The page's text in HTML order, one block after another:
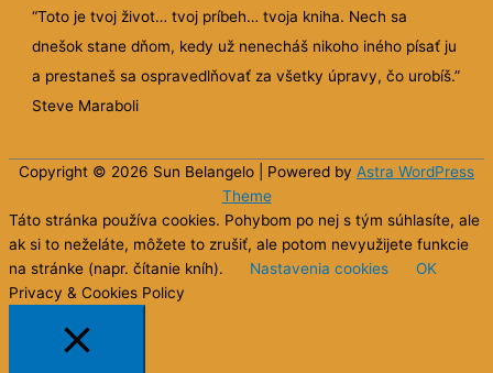
“Toto je tvoj život… tvoj príbeh… tvoja kniha. Nech sa
dnešok stane dňom, kedy už nenecháš nikoho iného písať ju
a prestaneš sa ospravedlňovať za všetky úpravy, čo urobíš.”
Steve Maraboli
Copyright © 2026 Sun Belangelo | Powered by Astra WordPress
Theme
Táto stránka používa cookies. Pohybom po nej s tým súhlasíte, ale
ak si to neželáte, môžete to zrušiť, ale potom nevyužijete funkcie
na stránke (napr. čítanie kníh).
Nastavenia cookies
OK
Privacy & Cookies Policy